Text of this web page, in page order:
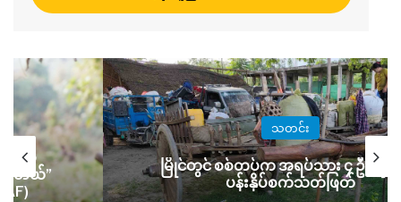
စ်တပ်
ခဲ့တယ်”
သတင်း
မြိုင်တွင် စစ်တပ်က အရပ်သား ၄ ဦးကို
ပန်းနှိပ်စက်သတ်ဖြတ်